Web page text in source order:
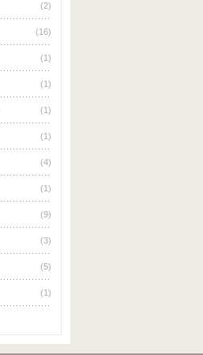
(2)
(16)
(1)
(1)
(1)
(1)
(4)
(1)
(9)
(3)
(5)
(1)